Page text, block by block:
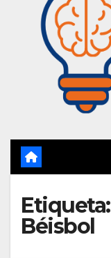
Etiqueta:
Béisbol